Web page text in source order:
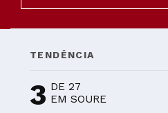
TENDÊNCIA
3 DE 27
EM SOURE